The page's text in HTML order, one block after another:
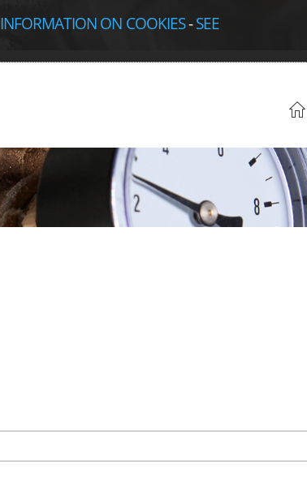
INFORMATION ON COOKIES-SEE